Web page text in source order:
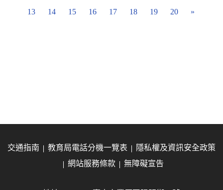
13 14 15 16 17 18 19 20 »
交通指南 教育局電話分機一覽表
隱私權及資訊安全政策
網站服務條款
無障礙宣告